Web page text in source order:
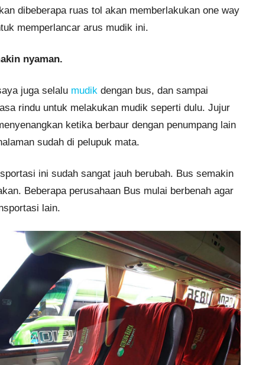
dibeberapa ruas tol akan memberlakukan one way
memperlancar arus mudik ini.
nyaman.
juga selalu mudik dengan bus, dan sampai
rindu untuk melakukan mudik seperti dulu. Jujur
ketika berbaur dengan penumpang lain
sudah di pelupuk mata.
ini sudah sangat jauh berubah. Bus semakin
Beberapa perusahaan Bus mulai berbenah agar
lain.